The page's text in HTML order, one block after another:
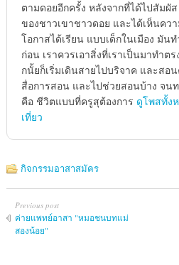
ตามดอยอีกครั้ง หลังจากที่ได้ไปสัม
ของชาวเขาชาวดอย และได้เห็นคว
โอกาสได้เรียน แบบเด็กในเมือง มัน
ก่อน เราควรเอาสิ่งที่เราเป็นมาทำต
กนั้ยก็เริ่มเดินสายไปบริจาค และส
สื่อการสอน และไปช่วยสอนบ้าง จน
คือ ชีวิตแบบที่ครูสุต้องการ ดูโพสทั้ง
เที่ยว
กิจกรรมอาสาสมัคร
Previous post
ค่ายแพ​ท​ย์อาสา "หมอชนบทแม่
สองน้อย​"